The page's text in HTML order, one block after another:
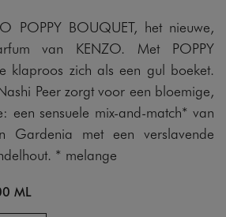
POPPY BOUQUET, het nieuwe,
van KENZO. Met POPPY
klaproos zich als een gul boeket.
Peer zorgt voor een bloemige,
een sensuele mix-and-match* van
Gardenia met een verslavende
* melange
ML